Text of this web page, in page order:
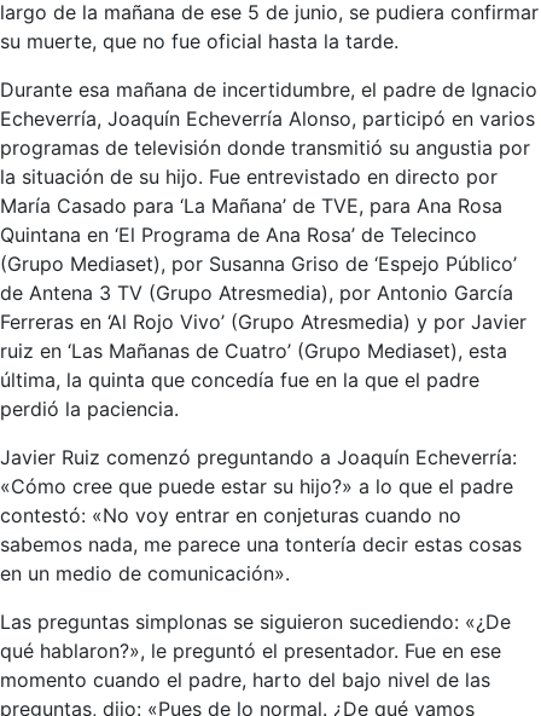
largo de la mañana de ese 5 de junio, se pudiera confirmar
su muerte, que no fue oficial hasta la tarde.
Durante esa mañana de incertidumbre, el padre de Ignacio
Echeverría, Joaquín Echeverría Alonso, participó en varios
programas de televisión donde transmitió su angustia por
la situación de su hijo. Fue entrevistado en directo por
María Casado para ‘La Mañana’ de TVE, para Ana Rosa
Quintana en ‘El Programa de Ana Rosa’ de Telecinco
(Grupo Mediaset), por Susanna Griso de ‘Espejo Público’
de Antena 3 TV (Grupo Atresmedia), por Antonio García
Ferreras en ‘Al Rojo Vivo’ (Grupo Atresmedia) y por Javier
ruiz en ‘Las Mañanas de Cuatro’ (Grupo Mediaset), esta
última, la quinta que concedía fue en la que el padre
perdió la paciencia.
Javier Ruiz comenzó preguntando a Joaquín Echeverría:
«Cómo cree que puede estar su hijo?» a lo que el padre
contestó: «No voy entrar en conjeturas cuando no
sabemos nada, me parece una tontería decir estas cosas
en un medio de comunicación».
Las preguntas simplonas se siguieron sucediendo: «¿De
qué hablaron?», le preguntó el presentador. Fue en ese
momento cuando el padre, harto del bajo nivel de las
preguntas, dijo: «Pues de lo normal. ¿De qué vamos